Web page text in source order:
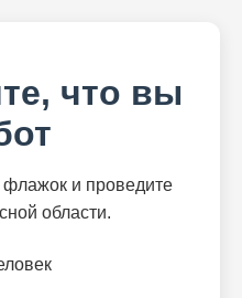
что вы
флажок и проведите
области.